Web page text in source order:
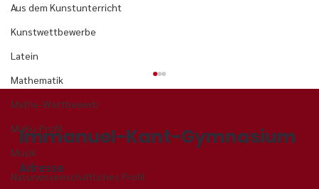
Aus dem Kunstunterricht
Kunstwettbewerbe
Latein
Mathematik
Mathe-Wettbewerb
MuKu-Profil
Musik
Naturwissenschaftliches Profil
Immanuel-Kant-Gymnasium
Adresse